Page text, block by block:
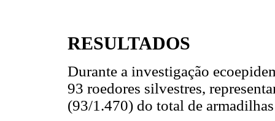
RESULTADOS
Durante a investigação
93 roedores silvestres,
(93/1.470) do total de